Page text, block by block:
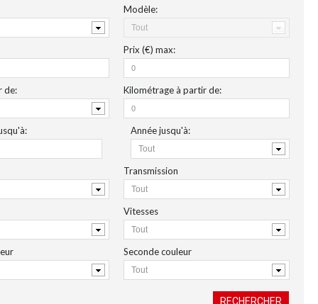
Modèle:
Prix (€) max:
de: Kilométrageà partir de:
Annéejusqu'à:
Transmission
Vitesses
Seconde couleur